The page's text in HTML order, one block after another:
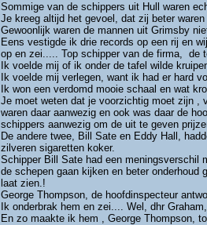
Sommige van de schippers uit Hull waren
Je kreeg altijd het gevoel, dat zij beter
Gewoonlijk waren de mannen uit Grimsby
Eens vestigde ik drie records op een rij en
op en zei..... Top schipper van de firma, de
Ik voelde mij of ik onder de tafel wilde
Ik voelde mij verlegen, want ik had er hard
Ik won een verdomd mooie schaal en wat
Je moet weten dat je voorzichtig moet zijn ,
waren daar aanwezig en ook was daar de
schippers aanwezig om de uit te geven
De andere twee, Bill Sate en Eddy Hall,
zilveren sigaretten koker.
Schipper Bill Sate had een meningsverschil
de schepen gaan kijken en beter
laat zien.!
George Thompson, de hoofdinspecteur
Ik onderbrak hem en zei.... Wel, dhr
En zo maakte ik hem , George Thompson,